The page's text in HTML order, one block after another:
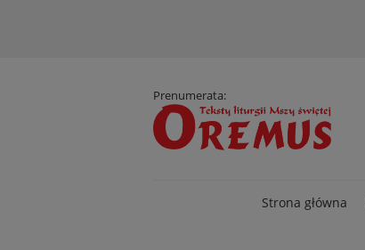
Prenumerata:
Strona główna